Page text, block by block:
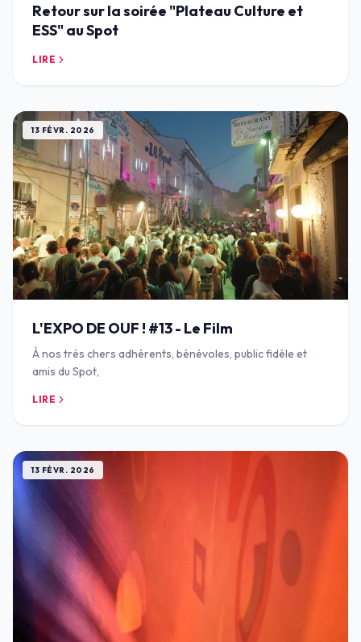
Retour sur la soirée "Plateau Culture et
ESS" au Spot
LIRE
13 FÉVR. 2026
L'EXPO DE OUF ! #13 - Le Film
À nos très chers adhérents, bénévoles, public fidèle et
amis du Spot,
LIRE
13 FÉVR. 2026